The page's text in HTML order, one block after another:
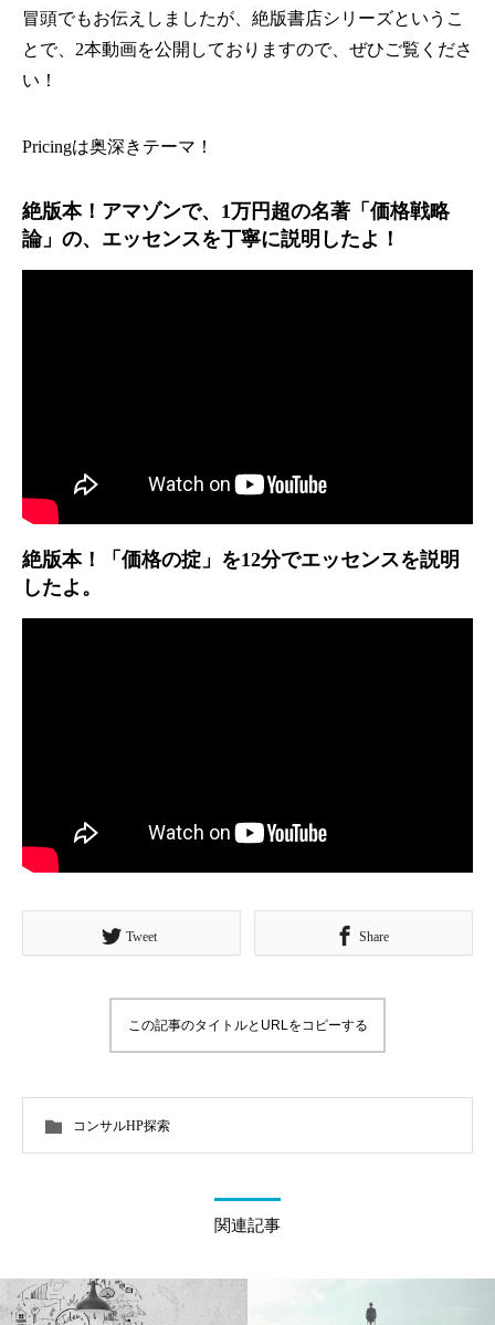
冒頭でもお伝えしましたが、絶版書店シリーズというこ
とで、2本動画を公開しておりますので、ぜひご覧くださ
い！
Pricingは奥深きテーマ！
絶版本！アマゾンで、1万円超の名著「価格戦略
論」の、エッセンスを丁寧に説明したよ！
絶版本！「価格の掟」を12分でエッセンスを説明
したよ。
Tweet Share
この記事のタイトルとURLをコピーする
コンサルHP探索
関連記事